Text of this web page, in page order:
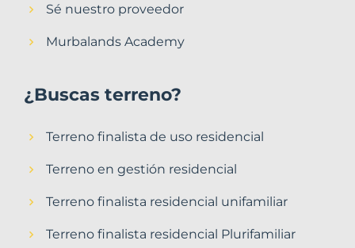
Sé nuestro proveedor
Murbalands Academy
¿Buscas terreno?
Terreno finalista de uso residencial
Terreno en gestión residencial
Terreno finalista residencial unifamiliar
Terreno finalista residencial Plurifamiliar